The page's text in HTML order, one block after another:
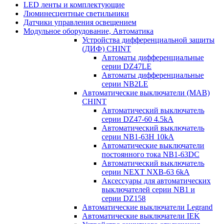
LED ленты и комплектующие
Люминесцентные светильники
Датчики управления освещением
Модульное оборудование, Автоматика
Устройства дифференциальной защиты
(ДИФ) CHINT
Автоматы дифференциальные
серии DZ47LE
Автоматы дифференциальные
серии NB2LE
Автоматические выключатели (МАВ)
CHINT
Автоматический выключатель
серии DZ47-60 4.5kA
Автоматический выключатель
серии NB1-63H 10kA
Автоматические выключатели
постоянного тока NB1-63DC
Автоматический выключатель
серии NEXT NXB-63 6kA
Аксессуары для автоматических
выключателей серии NB1 и
серии DZ158
Автоматические выключатели Legrand
Автоматические выключатели IEK